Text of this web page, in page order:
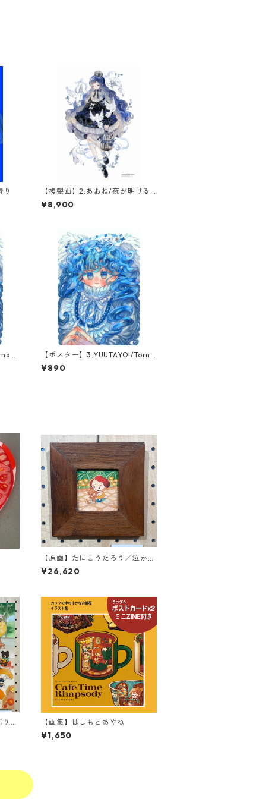
り
【複製画】2.あおね/夜が明ける
まで(1点限定)
¥8,900
【ポスター】3.YUUTAYO!/Torna
do Blue
¥890
【原画】たにこうたろう／泣かな
いで
¥26,620
出 【画集】はしもとあやね
¥1,650